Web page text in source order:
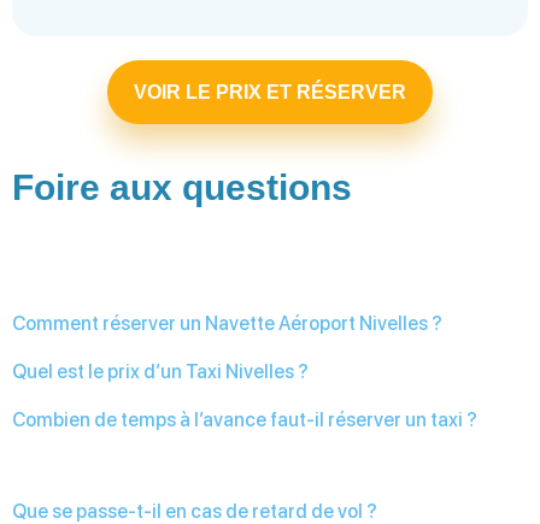
VOIR LE PRIX ET RÉSERVER
Foire aux questions
Comment réserver un Navette Aéroport Nivelles ?
Quel est le prix d’un Taxi Nivelles ?
Combien de temps à l’avance faut-il réserver un taxi ?
Que se passe-t-il en cas de retard de vol ?